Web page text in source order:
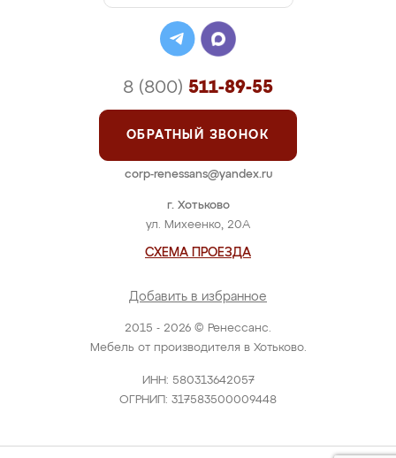
2015 - 2026 © Ренессанс.
Мебель от производителя в Хотьково.
ИНН: 580313642057
ОГРНИП: 317583500009448
г. Хотьково
ул. Михеенко, 20А
СХЕМА ПРОЕЗДА
Добавить в избранное
8 (800) 511-89-55
ОБРАТНЫЙ ЗВОНОК
corp-renessans@yandex.ru